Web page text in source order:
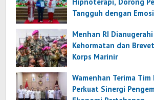
Hipnoterapi, Dorong
Tangguh dengan
Menhan RI
Kehormatan dan
Korps Marinir
Wamenhan Terima
Perkuat Sinergi